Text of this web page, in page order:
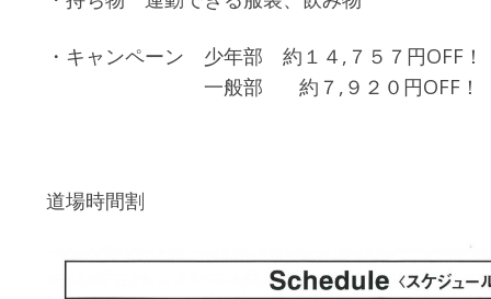
・キャンペーン 少年部 約１４,７５７円OFF！
一般部 約７,９２０円OFF！
道場時間割